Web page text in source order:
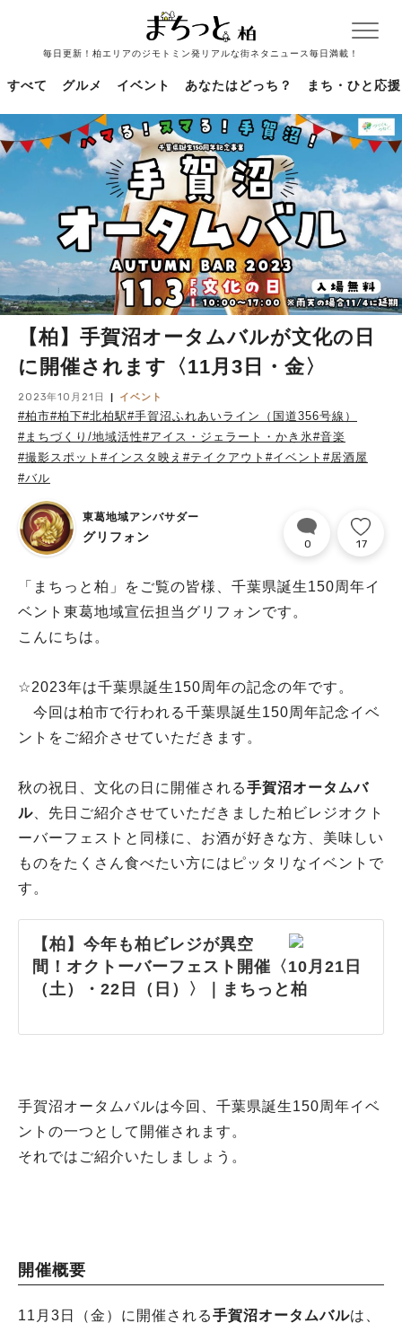
毎日更新！柏エリアのジモトミン発リアルな街ネタニュース毎日満載！
すべて グルメ イベント あなたはどっち？ まち・ひと応援
【柏】手賀沼オータムバルが文化の日
に開催されます〈11月3日・金〉
2023年10月21日 イベント
#柏市#柏下#北柏駅#手賀沼ふれあいライン（国道356号線）
#まちづくり/地域活性#アイス・ジェラート・かき氷#音楽
#撮影スポット #インスタ映え #テイクアウト #イベント #居酒屋
#バル
東葛地域アンバサダー
グリフォン 0 17
「まちっと柏」をご覧の皆様、千葉県誕生150周年イ
ベント東葛地域宣伝担当グリフォンです。
こんにちは。
☆2023年は千葉県誕生150周年の記念の年です。
今回は柏市で行われる千葉県誕生150周年記念イベ
ントをご紹介させていただきます。
秋の祝日、文化の日に開催される手賀沼オータムバ
ル 、先日ご紹介させていただきました柏ビレジオクト
ーバーフェストと同様に、お酒が好きな方、美味しい
ものをたくさん食べたい方にはピッタリなイベントで
す。
【柏】今年も柏ビレジが異空
間！オクトーバーフェスト開催〈10月21日
（土）・22日（日）〉｜まちっと柏
手賀沼オータムバルは今回、千葉県誕生150周年イベ
ントの一つとして開催されます。
それではご紹介いたしましょう。
開催概要
11月3日（金）に開催される手賀沼オータムバルは、